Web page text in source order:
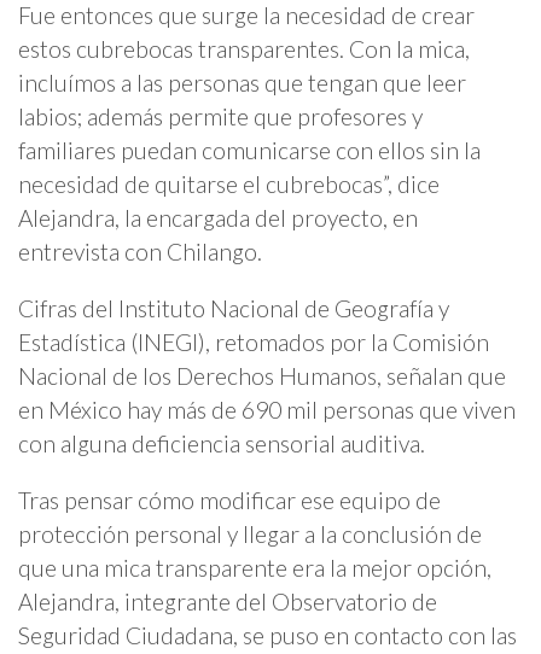
Fue entonces que surge la necesidad de crear
estos cubrebocas transparentes. Con la mica,
incluímos a las personas que tengan que leer
labios; además permite que profesores y
familiares puedan comunicarse con ellos sin la
necesidad de quitarse el cubrebocas”, dice
Alejandra, la encargada del proyecto, en
entrevista con Chilango.
Cifras del Instituto Nacional de Geografía y
Estadística (INEGI), retomados por la Comisión
Nacional de los Derechos Humanos, señalan que
en México hay más de 690 mil personas que viven
con alguna deficiencia sensorial auditiva.
Tras pensar cómo modificar ese equipo de
protección personal y llegar a la conclusión de
que una mica transparente era la mejor opción,
Alejandra, integrante del Observatorio de
Seguridad Ciudadana, se puso en contacto con las